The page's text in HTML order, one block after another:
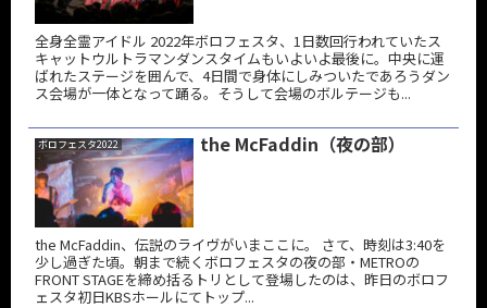
全身全霊アイドル 2022年ボロフェスタ、1日数回行われていたス
キャットウルトラマンダンスタイムもいよいよ最後に。中央に運
ばれたステージを囲んで、4日間で身体にしみついたであろうダン
ス会場が一体となって踊る。そうして会場のボルテージも...
ボロフェスタ2022 the McFaddin（夜の部）
the McFaddin、伝説のライヴがいまここに。 さて、時刻は3:40を
少し過ぎた頃。朝まで続くボロフェスタの夜の部・METROの
FRONT STAGEを締め括るトリとして登場したのは、昨日のボロフ
ェスタ初日KBSホールにてトップ...